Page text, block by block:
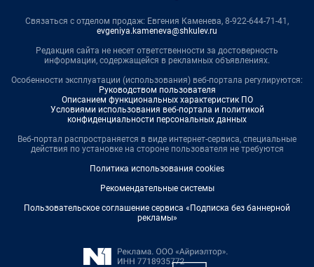
Связаться с отделом продаж: Евгения Каменева, 8-922-644-71-41,
evgeniya.kameneva@shkulev.ru
Редакция сайта не несет ответственности за достоверность
информации, содержащейся в рекламных объявлениях.
Особенности эксплуатации (использования) веб-портала регулируются:
Руководством пользователя
Описанием функциональных характеристик ПО
Условиями использования веб-портала и политикой
конфиденциальности персональных данных
Веб-портал распространяется в виде интернет-сервиса, специальные
действия по установке на стороне пользователя не требуются
Политика использования cookies
Рекомендательные системы
Пользовательское соглашение сервиса «Подписка без баннерной
рекламы»